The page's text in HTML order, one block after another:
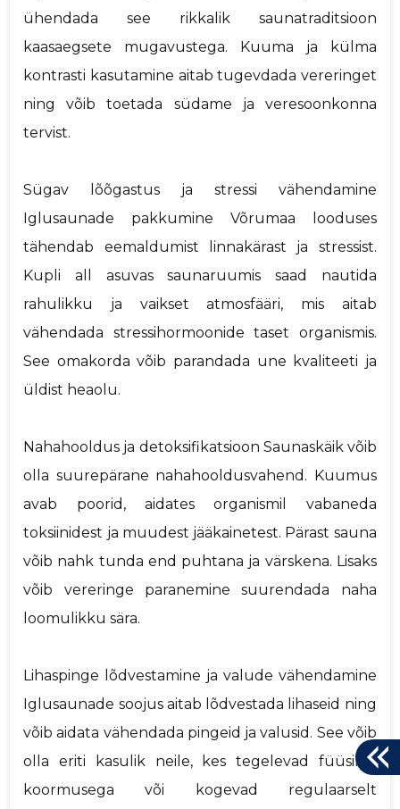
ühendada see rikkalik saunatraditsioon
kaasaegsete mugavustega. Kuuma ja külma
kontrasti kasutamine aitab tugevdada vereringet
ning võib toetada südame ja veresoonkonna
tervist.
Sügav lõõgastus ja stressi vähendamine
Iglusaunade pakkumine Võrumaa looduses
tähendab eemaldumist linnakärast ja stressist.
Kupli all asuvas saunaruumis saad nautida
rahulikku ja vaikset atmosfääri, mis aitab
vähendada stressihormoonide taset organismis.
See omakorda võib parandada une kvaliteeti ja
üldist heaolu.
Nahahooldus ja detoksifikatsioon Saunaskäik võib
olla suurepärane nahahooldusvahend. Kuumus
avab poorid, aidates organismil vabaneda
toksiinidest ja muudest jääkainetest. Pärast sauna
võib nahk tunda end puhtana ja värskena. Lisaks
võib vereringe paranemine suurendada naha
loomulikku sära.
Lihaspinge lõdvestamine ja valude vähendamine
Iglusaunade soojus aitab lõdvestada lihaseid ning
võib aidata vähendada pingeid ja valusid. See võib
olla eriti kasulik neile, kes tegelevad füüsilise
koormusega või kogevad regulaarselt